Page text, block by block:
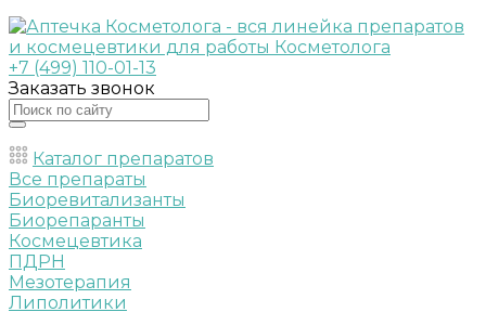
+7 (499) 110-01-13
Заказать звонок
Каталог препаратов
Все препараты
Биоревитализанты
Биорепаранты
Космецевтика
ПДРН
Мезотерапия
Липолитики